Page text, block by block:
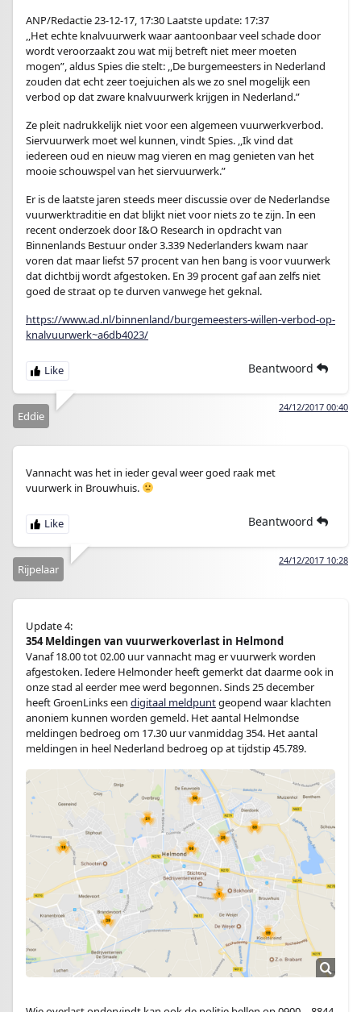
ANP/Redactie 23-12-17, 17:30 Laatste update: 17:37
,,Het echte knalvuurwerk waar aantoonbaar veel schade door
wordt veroorzaakt zou wat mij betreft niet meer moeten
mogen”, aldus Spies die stelt: ,,De burgemeesters in Nederland
zouden dat echt zeer toejuichen als we zo snel mogelijk een
verbod op dat zware knalvuurwerk krijgen in Nederland.”
Ze pleit nadrukkelijk niet voor een algemeen vuurwerkverbod.
Siervuurwerk moet wel kunnen, vindt Spies. ,,Ik vind dat
iedereen oud en nieuw mag vieren en mag genieten van het
mooie schouwspel van het siervuurwerk.”
Er is de laatste jaren steeds meer discussie over de Nederlandse
vuurwerktraditie en dat blijkt niet voor niets zo te zijn. In een
recent onderzoek door I&O Research in opdracht van
Binnenlands Bestuur onder 3.339 Nederlanders kwam naar
voren dat maar liefst 57 procent van hen bang is voor vuurwerk
dat dichtbij wordt afgestoken. En 39 procent gaf aan zelfs niet
goed de straat op te durven vanwege het geknal.
https://www.ad.nl/binnenland/burgemeesters-willen-verbod-op-
knalvuurwerk~a6db4023/
Beantwoord
24/12/2017 00:40
Eddie
Vannacht was het in ieder geval weer goed raak met
vuurwerk in Brouwhuis.
Beantwoord
24/12/2017 10:28
Rijpelaar
Update 4:
354 Meldingen van vuurwerkoverlast in Helmond
Vanaf 18.00 tot 02.00 uur vannacht mag er vuurwerk worden
afgestoken. Iedere Helmonder heeft gemerkt dat daarme ook in
onze stad al eerder mee werd begonnen. Sinds 25 december
heeft GroenLinks een digitaal meldpuntgeopend waar klachten
anoniem kunnen worden gemeld. Het aantal Helmondse
meldingen bedroeg om 17.30 uur vanmiddag 354. Het aantal
meldingen in heel Nederland bedroeg op at tijdstip 45.789.